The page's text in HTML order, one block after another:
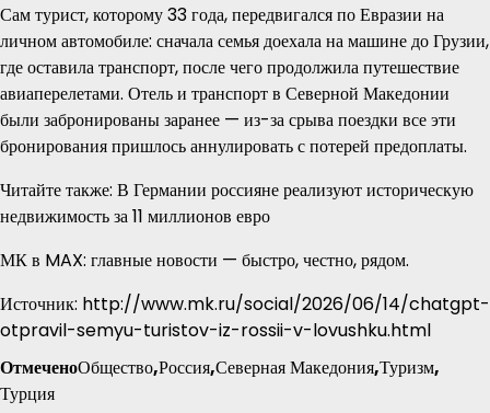
Сам турист, которому 33 года, передвигался по Евразии на
личном автомобиле: сначала семья доехала на машине до Грузии,
где оставила транспорт, после чего продолжила путешествие
авиаперелетами. Отель и транспорт в Северной Македонии
были забронированы заранее — из-за срыва поездки все эти
бронирования пришлось аннулировать с потерей предоплаты.
Читайте также: В Германии россияне реализуют историческую
недвижимость за 11 миллионов евро
МК в MAX: главные новости — быстро, честно, рядом.
Источник: http://www.mk.ru/social/2026/06/14/chatgpt-
otpravil-semyu-turistov-iz-rossii-v-lovushku.html
ОтмеченоОбщество,Россия,Северная Македония,Туризм,
Турция